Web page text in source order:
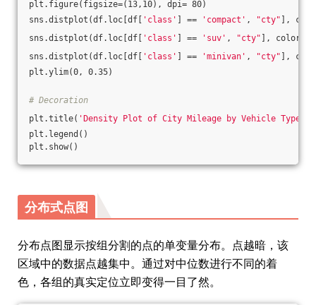
plt.figure(figsize=(13,10), dpi= 80)
sns.distplot(df.loc[df[
'class' ] == 'compact' , "cty" ],
sns.distplot(df.loc[df[
'class' ] == 'suv' , "cty" ], color=
sns.distplot(df.loc[df[
'class' ] == 'minivan' , "cty" ],
plt.ylim(0, 0.35)
# Decoration
plt.title( 'Density Plot of City Mileage by Vehicle Type'
plt.legend()
plt.show()
分布式点图
分布点图显示按组分割的点的单变量分布。点越暗，该
区域中的数据点越集中。通过对中位数进行不同的着
色，各组的真实定位立即变得一目了然。